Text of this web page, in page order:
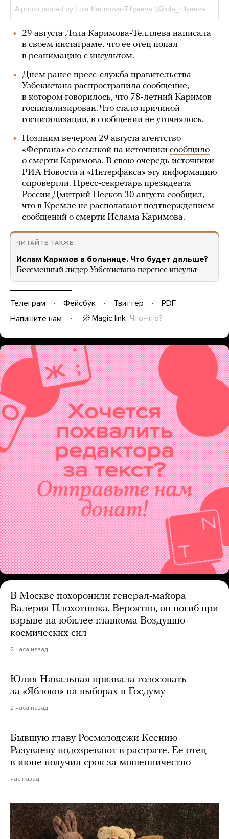
29 августа Лола Каримова-Телляева написала
в своем инстаграме, что ее отец попал
в реанимацию с инсультом.
Днем ранее пресс-служба правительства
Узбекистана распространила сообщение,
в котором говорилось, что 78-летний Каримов
госпитализирован. Что стало причиной
госпитализации, в сообщении не уточнялось.
Поздним вечером 29 августа агентство
«Фергана» со ссылкой на источники сообщило
о смерти Каримова. В свою очередь источники
РИА Новости и «Интерфакса» эту информацию
опровергли. Пресс-секретарь президента
России Дмитрий Песков 30 августа сообщил,
что в Кремле не располагают подтверждением
сообщений о смерти Ислама Каримова.
ЧИТАЙТЕ ТАКЖЕ
Ислам Каримов в больнице. Что будет дальше?
Бессменный лидер Узбекистана перенес инсульт
Телеграм Фейсбук Твиттер
PDF
Напишите нам
Magic link Что-что?
В Москве похоронили генерал-майора
Валерия Плохотнюка. Вероятно, он погиб при
взрыве на юбилее главкома Воздушно-
космических сил
2 часа назад
Юлия Навальная призвала голосовать
за «Яблоко» на выборах в Госдуму
2 часа назад
Бывшую главу Росмолодежи Ксению
Разуваеву подозревают в растрате. Ее отец
в июне получил срок за мошенничество
час назад